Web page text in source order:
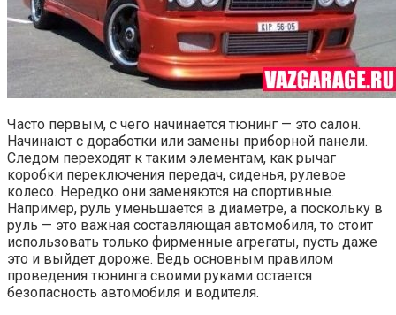
Часто первым, с чего начинается тюнинг — это салон.
Начинают с доработки или замены приборной панели.
Следом переходят к таким элементам, как рычаг
коробки переключения передач, сиденья, рулевое
колесо. Нередко они заменяются на спортивные.
Например, руль уменьшается в диаметре, а поскольку в
руль — это важная составляющая автомобиля, то стоит
использовать только фирменные агрегаты, пусть даже
это и выйдет дороже. Ведь основным правилом
проведения тюнинга своими руками остается
безопасность автомобиля и водителя.